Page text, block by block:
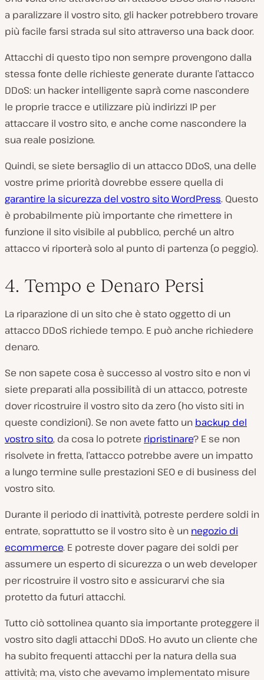
a paralizzare il vostro sito, gli hacker potrebbero trovare
più facile farsi strada sul sito attraverso una back door.
Attacchi di questo tipo non sempre provengono dalla
stessa fonte delle richieste generate durante l’attacco
DDoS: un hacker intelligente saprà come nascondere
le proprie tracce e utilizzare più indirizzi IP per
attaccare il vostro sito, e anche come nascondere la
sua reale posizione.
Quindi, se siete bersaglio di un attacco DDoS, una delle
vostre prime priorità dovrebbe essere quella di
garantire la sicurezza del vostro sito WordPress. Questo
è probabilmente più importante che rimettere in
funzione il sito visibile al pubblico, perché un altro
attacco vi riporterà solo al punto di partenza (o peggio).
4. Tempo e Denaro Persi
La riparazione di un sito che è stato oggetto di un
attacco DDoS richiede tempo. E può anche richiedere
denaro.
Se non sapete cosa è successo al vostro sito e non vi
siete preparati alla possibilità di un attacco, potreste
dover ricostruire il vostro sito da zero (ho visto siti in
queste condizioni). Se non avete fatto un backup del
vostro sito, da cosa lo potrete ripristinare? E se non
risolvete in fretta, l’attacco potrebbe avere un impatto
a lungo termine sulle prestazioni SEO e di business del
vostro sito.
Durante il periodo di inattività, potreste perdere soldi in
entrate, soprattutto se il vostro sito è un negozio di
ecommerce. E potreste dover pagare dei soldi per
assumere un esperto di sicurezza o un web developer
per ricostruire il vostro sito e assicurarvi che sia
protetto da futuri attacchi.
Tutto ciò sottolinea quanto sia importante proteggere il
vostro sito dagli attacchi DDoS. Ho avuto un cliente che
ha subito frequenti attacchi per la natura della sua
attività; ma, visto che avevamo implementato misure